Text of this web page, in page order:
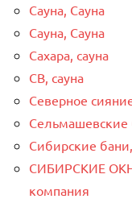
Сауна, Сауна
Сауна, Сауна
Сахара, сауна
СВ, сауна
Северное
Сельмашевские
Сибирские
СИБИРСКИЕ
компания